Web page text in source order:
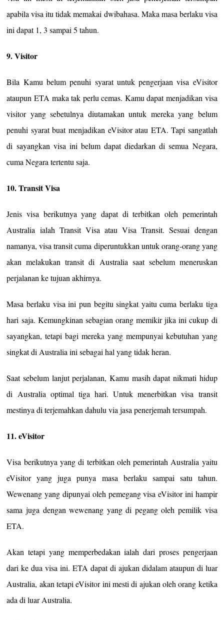
apabila visa itu tidak memakai dwibahasa. Maka masa berlaku visa
ini dapat 1, 3 sampai 5 tahun.
9. Visitor
Bila Kamu belum penuhi syarat untuk pengerjaan visa eVisitor
ataupun ETA maka tak perlu cemas. Kamu dapat menjadikan visa
visitor yang sebetulnya diutamakan untuk mereka yang belum
penuhi syarat buat menjadikan eVisitor atau ETA. Tapi sangatlah
di sayangkan visa ini belum dapat diedarkan di semua Negara,
cuma Negara tertentu saja.
10. Transit Visa
Jenis visa berikutnya yang dapat di terbitkan oleh pemerintah
Australia ialah Transit Visa atau Visa Transit. Sesuai dengan
namanya, visa transit cuma diperuntukkan untuk orang-orang yang
akan melakukan transit di Australia saat sebelum meneruskan
perjalanan ke tujuan akhirnya.
Masa berlaku visa ini pun begitu singkat yaitu cuma berlaku tiga
hari saja. Kemungkinan sebagian orang memikir jika ini cukup di
sayangkan, tetapi bagi mereka yang mempunyai kebutuhan yang
singkat di Australia ini sebagai hal yang tidak heran.
Saat sebelum lanjut perjalanan, Kamu masih dapat nikmati hidup
di Australia optimal tiga hari. Untuk menerbitkan visa transit
mestinya di terjemahkan dahulu via jasa penerjemah tersumpah.
11. eVisitor
Visa berikutnya yang di terbitkan oleh pemerintah Australia yaitu
eVisitor yang juga punya masa berlaku sampai satu tahun.
Wewenang yang dipunyai oleh pemegang visa eVisitor ini hampir
sama juga dengan wewenang yang di pegang oleh pemilik visa
ETA.
Akan tetapi yang memperbedakan ialah dari proses pengerjaan
dari ke dua visa ini. ETA dapat di ajukan didalam ataupun di luar
Australia, akan tetapi eVisitor ini mesti di ajukan oleh orang ketika
ada di luar Australia.